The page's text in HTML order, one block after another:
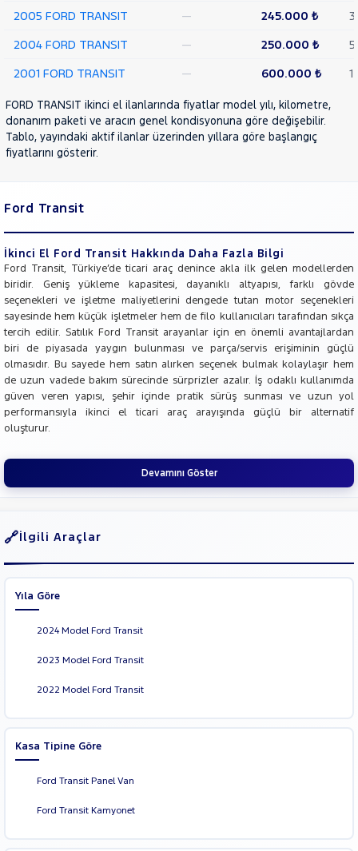
MINI
MITSUBISHI
OPEL
PEUGEOT
RENAULT
SKODA
SSANGYONG
SUBARU
TESLA
TOYOTA
TRAKTÖR
VOLKSWAGEN
2005 FORD TRANSIT
— 245.000 ₺
3
2004 FORD TRANSIT
— 250.000 ₺
5
2001 FORD TRANSIT
— 600.000 ₺ 1
FORD TRANSIT ikinci el ilanlarında fiyatlar model yılı, kilometre,
donanım paketi ve aracın genel kondisyonuna göre değişebilir.
Tablo, yayındaki aktif ilanlar üzerinden yıllara göre başlangıç
fiyatlarını gösterir.
Ford Transit
İkinci El Ford Transit Hakkında Daha Fazla Bilgi
Ford Transit, Türkiye’de ticari araç denince akla ilk gelen modellerden
biridir. Geniş yükleme kapasitesi, dayanıklı altyapısı, farklı gövde
seçenekleri ve işletme maliyetlerini dengede tutan motor seçenekleri
sayesinde hem küçük işletmeler hem de filo kullanıcıları tarafından sıkça
tercih edilir. Satılık Ford Transit arayanlar için en önemli avantajlardan
biri de piyasada yaygın bulunması ve parça/servis erişiminin güçlü
olmasıdır. Bu sayede hem satın alırken seçenek bulmak kolaylaşır hem
de uzun vadede bakım sürecinde sürprizler azalır. İş odaklı kullanımda
güven veren yapısı, şehir içinde pratik sürüş sunması ve uzun yol
performansıyla ikinci el ticari araç arayışında güçlü bir alternatif
oluşturur.
Devamını Göster
İlgili Araçlar
Yıla Göre
2024 Model Ford Transit
2023 Model Ford Transit
2022 Model Ford Transit
Kasa Tipine Göre
Ford Transit Panel Van
Ford Transit Kamyonet